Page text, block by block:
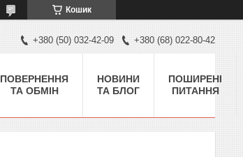
Кошик
+380 (50) 032-42-09 +380 (68) 022-80-42
ПОВЕРНЕННЯ
ТА ОБМІН
НОВИНИ
ТА БЛОГ
ПОШИРЕНІ
ПИТАННЯ